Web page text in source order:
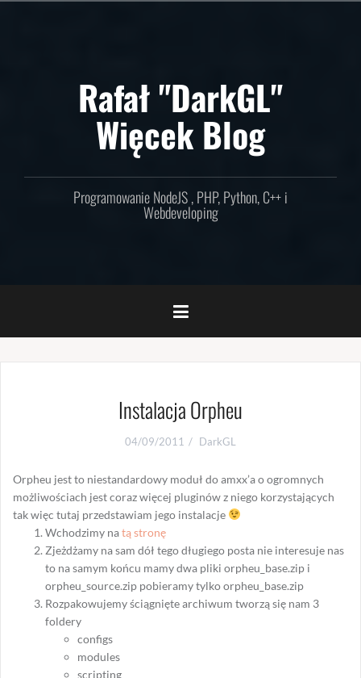
Rafał "DarkGL"
Więcek Blog
Programowanie NodeJS , PHP, Python, C++ i
Webdeveloping
Instalacja Orpheu
04/09/2011 DarkGL
Orpheu jest to niestandardowy moduł do amxx’a o ogromnych
możliwościach jest coraz więcej pluginów z niego korzystających
tak więc tutaj przedstawiam jego instalacje
Wchodzimy natą stronę
Zjeżdżamy na sam dół tego długiego posta nie interesuje nas
to na samym końcu mamy dwa pliki orpheu_base.zip i
orpheu_source.zip pobieramy tylko orpheu_base.zip
Rozpakowujemy ściągnięte archiwum tworzą się nam 3
foldery
configs
modules
scripting